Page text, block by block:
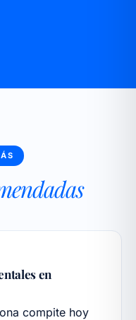
en
compite hoy